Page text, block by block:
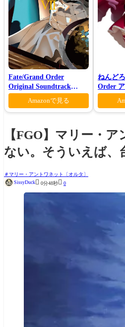
Fate/Grand Order
Original Soundtrack
Ⅶ(初回仕様限定盤)
Amazonで見る
ねんど
Order
ァン シ
【FGO】マリー・
ない。そういえば、
マリー・アントワネット〔オルタ〕
SissyDuck 0分48秒 0